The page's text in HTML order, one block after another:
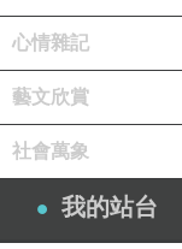
茹絲葵-7
赫士盟大樓二
以及來自日本
駐大名鼎鼎
心情雜記
藝文欣賞
社會萬象
我的站台